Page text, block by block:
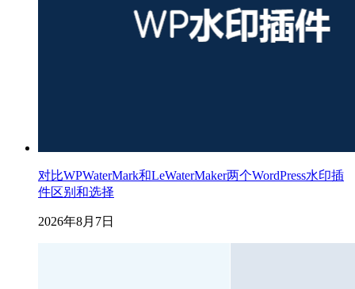
对比WPWaterMark和LeWaterMaker两个WordPress水印插
件区别和选择
2026年8月7日